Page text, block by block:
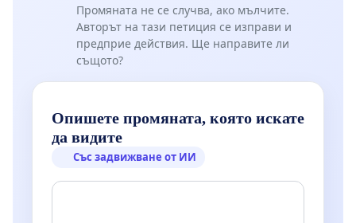
Промяната не се случва, ако мълчите.
Авторът на тази петиция се изправи и
предприе действия. Ще направите ли
същото?
Опишете промяната, която искате
да видите
Със задвижване от ИИ